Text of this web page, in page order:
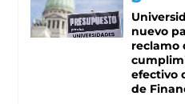
nuevo
reclamo
efectivo
de